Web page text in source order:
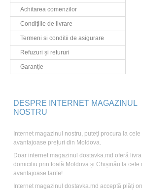
Achitarea comenzilor
Condiţiile de livrare
Termeni si conditii de asigurare
Refuzuri și retururi
Garanţie
DESPRE INTERNET MAGAZINUL
NOSTRU
Internet magazinul nostru, puteți procura la cele
avantajoase prețuri din Moldova.
Doar internet magazinul dostavka.md oferă
domiciliu prin toată Moldova și Chișinău la cele
avantajoase tarife!
Internet magazinul dostavka.md acceptă plăți